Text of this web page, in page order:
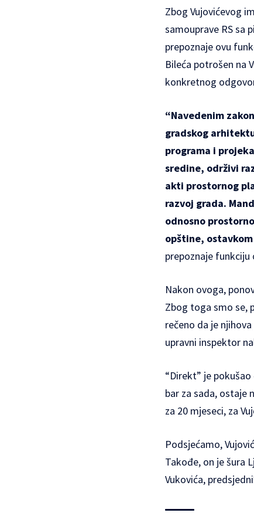
Zbog Vujovićevog
samouprave RS sa
prepoznaje ovu
Bileća potrošen na
konkretnog
“Navedenim
gradskog
programa i
sredine, održivi
akti prostornog
razvoj grada.
odnosno
opštine,
prepoznaje
Nakon ovoga,
Zbog toga smo se,
rečeno da je
upravni inspektor
“Direkt” je
bar za sada, ostaje
za 20 mjeseci, za
Podsjećamo,
Takođe, on je šura
Vukovića,